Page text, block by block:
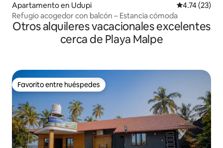
Apartamento en Udupi Calificación
4.74 (23)
Refugio acogedor con balcón – Estancia cómoda
Otros alquileres vacacionales excelentes
cerca de Playa Malpe
Favorito entre huéspedes
Favorito entre huéspedes